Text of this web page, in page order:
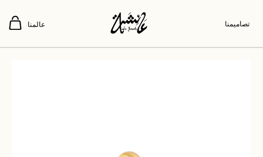
تصاميمنا عالمنا